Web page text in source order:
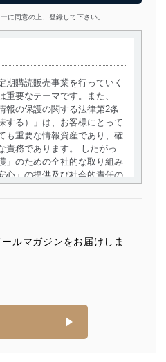
に同意の上、登録して下さい。
期購読販売事業を行っていく
要なテーマです。また、
報の保護の関する法律第2条
する）」は、お客様にとって
も重要な情報資産であり、確
責務であります。 したがっ
」のための全社的な取り組み
心」の提供及び社会的責任の
について
利用・提供に際して、その利
また、当社が保有している
においてはこれらの取り組
者等の教育を徹底してまいり
行わないために、適切な管理
ルマガジンをお届けしま